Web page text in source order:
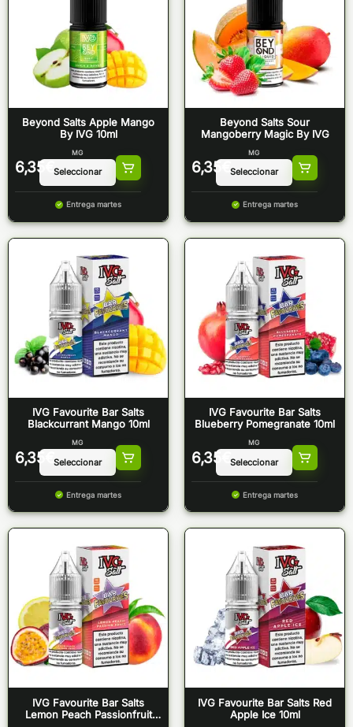
Beyond Salts Apple Mango
By IVG 10ml
6,35 €
MG
Entrega martes
Beyond Salts Sour
Mangoberry Magic By IVG
6,35 €
MG
Entrega martes
IVG Favourite Bar Salts
Blackcurrant Mango 10ml
6,35 €
MG
Entrega martes
IVG Favourite Bar Salts
Blueberry Pomegranate 10ml
6,35 €
MG
Entrega martes
IVG Favourite Bar Salts
Lemon Peach Passionfruit
IVG Favourite Bar Salts Red
Apple Ice 10ml